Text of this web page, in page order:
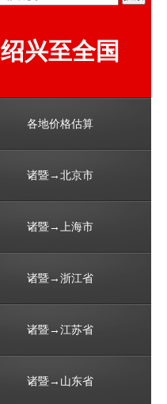
绍兴至全国
各地价格估算
诸暨→北京市
诸暨→上海市
诸暨→浙江省
诸暨→江苏省
诸暨→山东省